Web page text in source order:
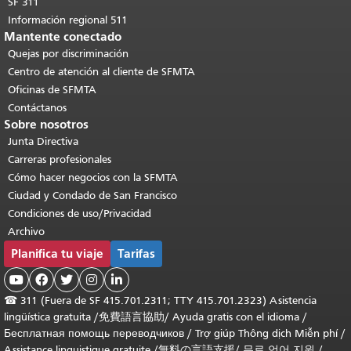
Información regional 511
Mantente conectado
Quejas por discriminación
Centro de atención al cliente de SFMTA
Oficinas de SFMTA
Contáctanos
Sobre nosotros
Junta Directiva
Carreras profesionales
Cómo hacer negocios con la SFMTA
Ciudad y Condado de San Francisco
Condiciones de uso/Privacidad
Archivo
Planifica tu viaje Tarifas
    
☎ 311 (Fuera de SF 415.701.2311; TTY 415.701.2323) Asistencia
lingüística gratuita /免費語言協助/ Ayuda gratis con el idioma /
Бесплатная помощь переводчиков / Trợ giúp Thông dịch Miễn phí/